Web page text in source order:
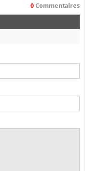
0 Commentaires